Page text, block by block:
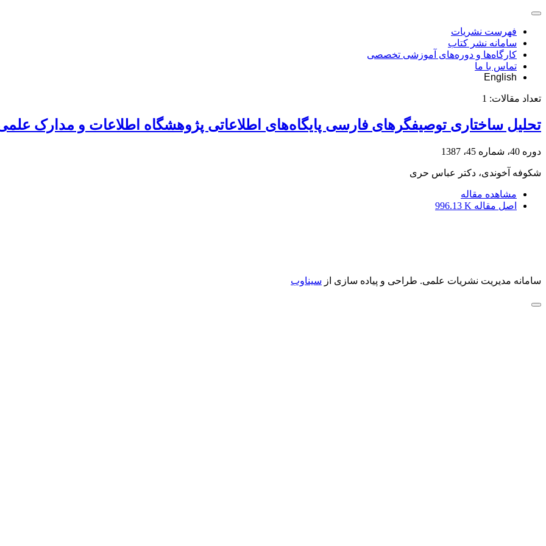
فهرست نشریات
سامانه نشر کتاب
کارگاه‌ها و دوره‌های آموزشی تخصصی
تماس با ما
English
تعداد مقالات: 1
تحلیل ساختاری توصیفگرهای فارسی پایگاه‌های اطلاعاتی پژوهشگاه اطلاعات و مدارک
دوره 40، شماره 45، 1387
شکوفه آخوندی، دکتر عباس حری
مشاهده مقاله
اصل مقاله 996.13 K
سامانه مدیریت نشریات علمی. طراحی و پیاده سازی از سیناوب